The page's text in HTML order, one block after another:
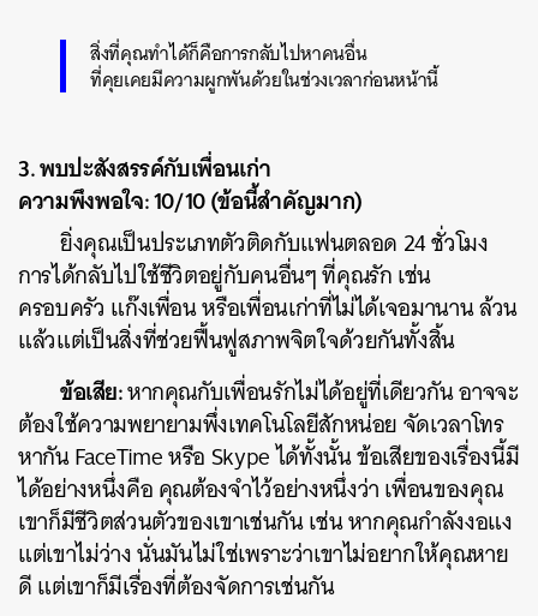
สิ่งที่คุณทำได้ก็คือการกลับไปหาคนอื่น
ที่คุยเคยมีความผูกพันด้วยในช่วงเวลาก่อนหน้านี้
3. พบปะสังสรรค์กับเพื่อนเก่า
ความพึงพอใจ: 10/10 (ข้อนี้สำคัญมาก)
ยิ่งคุณเป็นประเภทตัวติดกับแฟนตลอด 24 ชั่วโมง
การได้กลับไปใช้ชีวิตอยู่กับคนอื่นๆ ที่คุณรัก เช่น
ครอบครัว แก๊งเพื่อน หรือเพื่อนเก่าที่ไม่ได้เจอมานาน ล้วน
แล้วแต่เป็นสิ่งที่ช่วยฟื้นฟูสภาพจิตใจด้วยกันทั้งสิ้น
ข้อเสีย:หากคุณกับเพื่อนรักไม่ได้อยู่ที่เดียวกัน อาจจะ
ต้องใช้ความพยายามพึ่งเทคโนโลยีสักหน่อย จัดเวลาโทร
หากัน FaceTime หรือ Skype ได้ทั้งนั้น ข้อเสียของเรื่องนี้มี
ได้อย่างหนึ่งคือ คุณต้องจำไว้อย่างหนึ่งว่า เพื่อนของคุณ
เขาก็มีชีวิตส่วนตัวของเขาเช่นกัน เช่น หากคุณกำลังงอแง
แต่เขาไม่ว่าง นั่นมันไม่ใช่เพราะว่าเขาไม่อยากให้คุณหาย
ดี แต่เขาก็มีเรื่องที่ต้องจัดการเช่นกัน